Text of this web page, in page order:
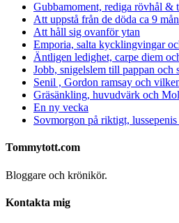
Gubbamoment, rediga rövhål &
Att uppstå från de döda ca 9
Att håll sig ovanför ytan
Emporia, salta kycklingvingar
Äntligen ledighet, carpe diem
Jobb, snigelslem till pappan och
Senil , Gordon ramsay och
Gräsänkling, huvudvärk och
En ny vecka
Sovmorgon på riktigt,
Tommytott.com
Bloggare och krönikör.
Kontakta mig